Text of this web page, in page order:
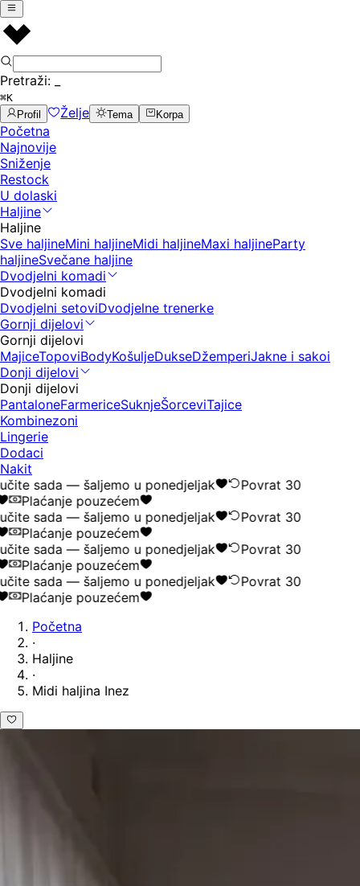
Pretraži:
⌘K
Profil
Želje Tema Korpa
Početna
Najnovije
Sniženje
Restock
U dolaski
Haljine
Haljine
Sve haljineMini haljineMidi haljineMaxi haljineParty
haljineSvečane haljine
Dvodjelni komadi
Dvodjelni komadi
Dvodjelni setoviDvodjelne trenerke
Gornji dijelovi
Gornji dijelovi
MajiceTopoviBodyKošuljeDukseDžemperiJakne i sakoi
Donji dijelovi
Donji dijelovi
PantaloneFarmericeSuknjeŠorceviTajice
Kombinezoni
Lingerie
Dodaci
Nakit
sada — šaljemo u ponedjeljak
Povrat 30
Plaćanje pouzećem
sada — šaljemo u ponedjeljak
Povrat 30
Plaćanje pouzećem
sada — šaljemo u ponedjeljak
Povrat 30
Plaćanje pouzećem
sada — šaljemo u ponedjeljak
Povrat 30
Plaćanje pouzećem
Početna
·
Haljine
·
Midi haljina Inez